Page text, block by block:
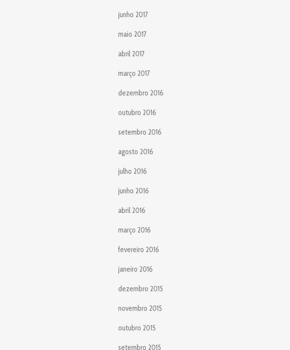
junho 2017
maio 2017
abril 2017
março 2017
dezembro 2016
outubro 2016
setembro 2016
agosto 2016
julho 2016
junho 2016
abril 2016
março 2016
fevereiro 2016
janeiro 2016
dezembro 2015
novembro 2015
outubro 2015
setembro 2015